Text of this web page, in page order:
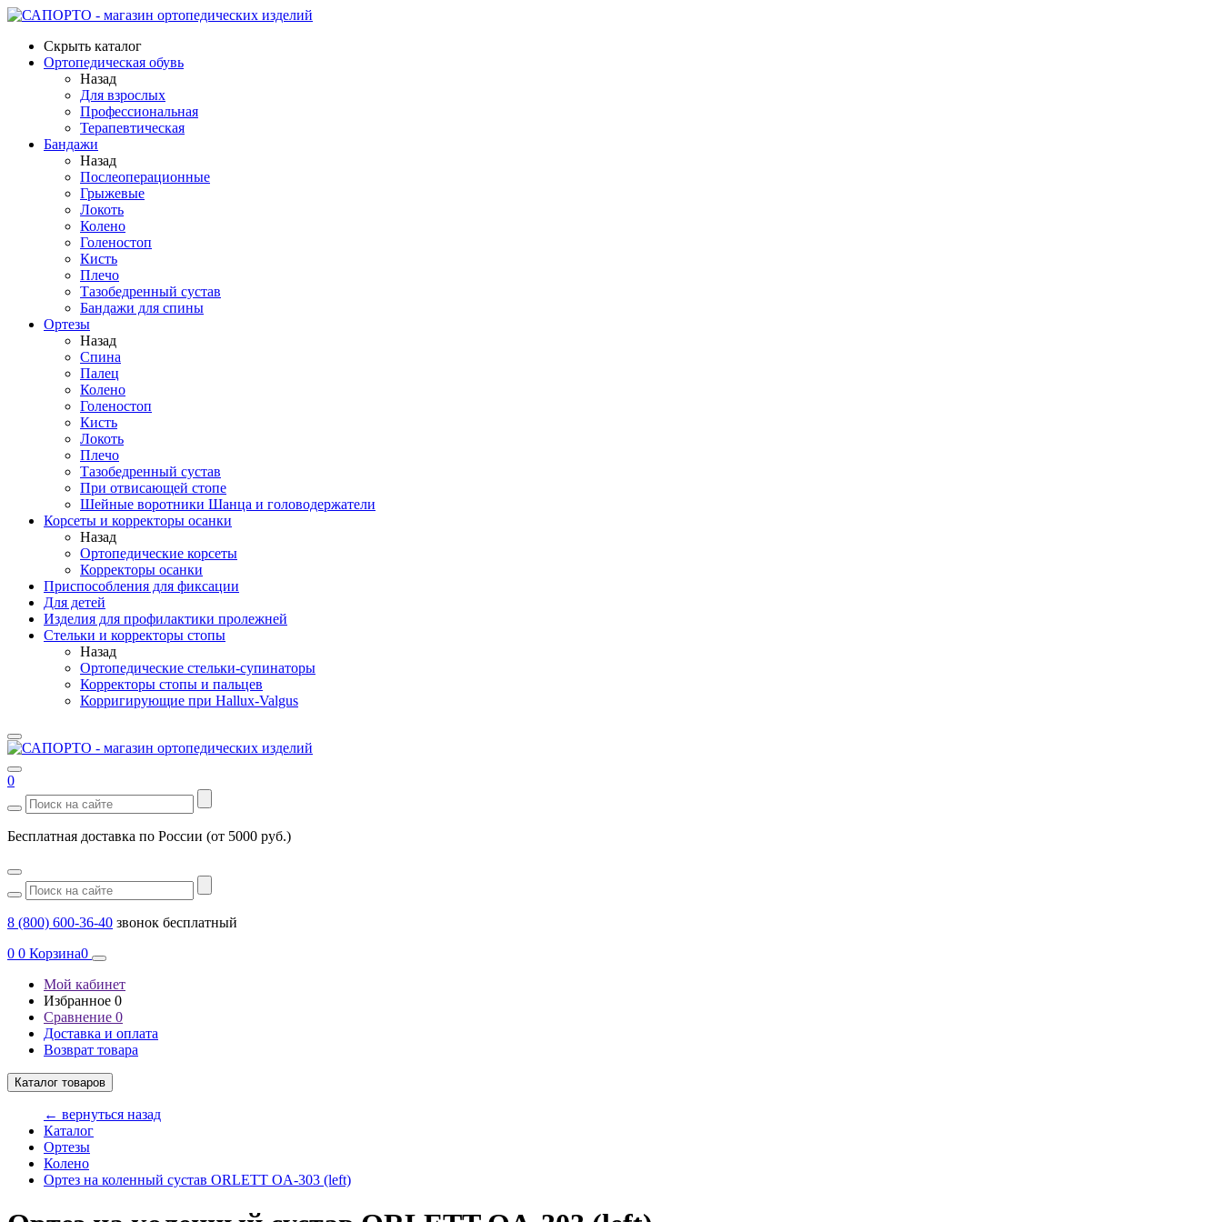
Скрыть каталог
Ортопедическая обувь
Назад
Для взрослых
Профессиональная
Терапевтическая
Бандажи
Назад
Послеоперационные
Грыжевые
Локоть
Колено
Голеностоп
Кисть
Плечо
Тазобедренный сустав
Бандажи для спины
Ортезы
Назад
Спина
Палец
Колено
Голеностоп
Кисть
Локоть
Плечо
Тазобедренный сустав
При отвисающей стопе
Шейные воротники Шанца и головодержатели
Корсеты и корректоры осанки
Назад
Ортопедические корсеты
Корректоры осанки
Приспособления для фиксации
Для детей
Изделия для профилактики пролежней
Стельки и корректоры стопы
Назад
Ортопедические стельки-супинаторы
Корректоры стопы и пальцев
Корригирующие при Hallux-Valgus
0
Бесплатная доставка по России (от 5000 руб.)
8 (800) 600-36-40 звонок бесплатный
0 0 Корзина0
Мой кабинет
Избранное 0
Сравнение 0
Доставка и оплата
Возврат товара
Каталог товаров
← вернуться назад
Каталог
Ортезы
Колено
Ортез на коленный сустав ORLETT OA-303 (left)